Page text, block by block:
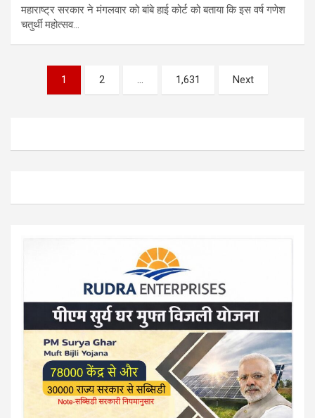
महाराष्ट्र सरकार ने मंगलवार को बांबे हाई कोर्ट को बताया कि इस वर्ष गणेश
चतुर्थी महोत्सव…
pagination
1 2 … 1,631 Next